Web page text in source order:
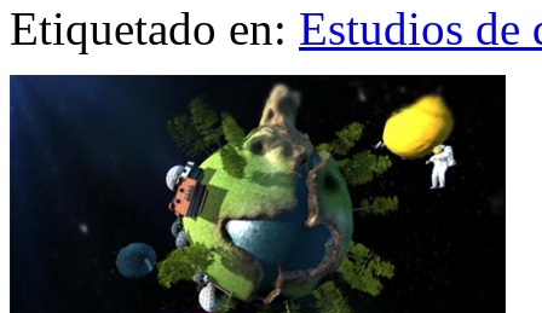
Etiquetado en: Estudios de